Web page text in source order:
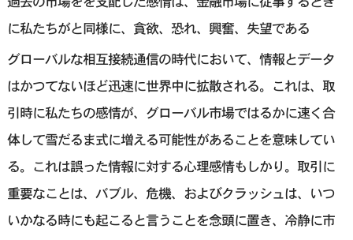
に私たちがと同様に、貪欲、恐れ、興奮、失望である
グローバルな相互接続通信の時代において、情報とデータ
はかつてないほど迅速に世界中に拡散される。これは、取
引時に私たちの感情が、グローバル市場ではるかに速く合
体して雪だるま式に増える可能性があることを意味してい
る。これは誤った情報に対する心理感情もしかり。取引に
重要なことは、バブル、危機、およびクラッシュは、いつ
いかなる時にも起こると言うことを念頭に置き、冷静に市